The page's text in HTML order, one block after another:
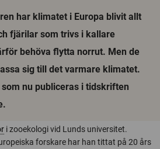
har klimatet i Europa blivit allt
fjärilar som trivs i kallare
behöva flytta norrut. Men de
sig till det varmare klimatet.
nu publiceras i tidskriften
i zooekologi vid Lunds universitet.
forskare har han tittat på 20 års